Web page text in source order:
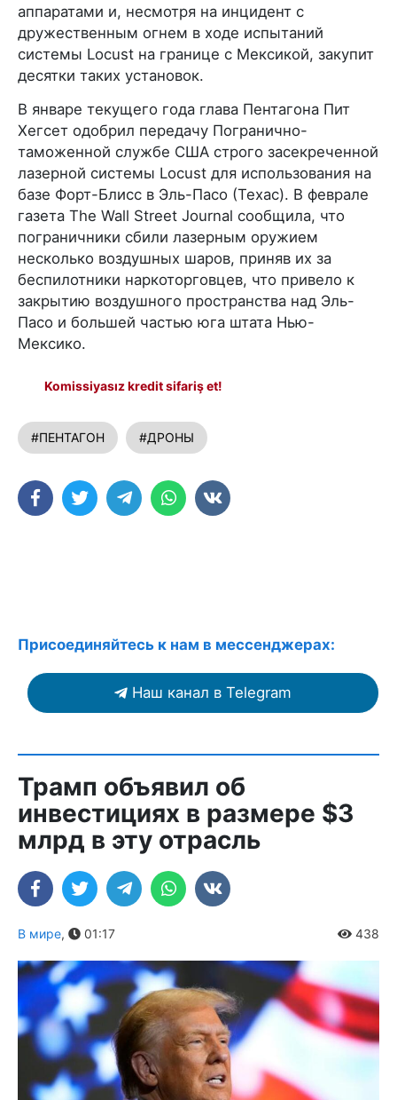
аппаратами и, несмотря на инцидент с
дружественным огнем в ходе испытаний
системы Locust на границе с Мексикой, закупит
десятки таких установок.
В январе текущего года глава Пентагона Пит
Хегсет одобрил передачу Погранично-
таможенной службе США строго засекреченной
лазерной системы Locust для использования на
базе Форт-Блисс в Эль-Пасо (Техас). В феврале
газета The Wall Street Journal сообщила, что
пограничники сбили лазерным оружием
несколько воздушных шаров, приняв их за
беспилотники наркоторговцев, что привело к
закрытию воздушного пространства над Эль-
Пасо и большей частью юга штата Нью-
Мексико.
Komissiyasız kredit sifariş et!
#ПЕНТАГОН #ДРОНЫ
Присоединяйтесь к нам в мессенджерах:
Наш канал в Telegram
Трамп объявил об
инвестициях в размере $3
млрд в эту отрасль
В мире, 01:17 438